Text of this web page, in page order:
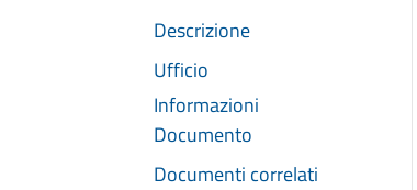
Descrizione
Ufficio
Informazioni
Documento
Documenti correlati